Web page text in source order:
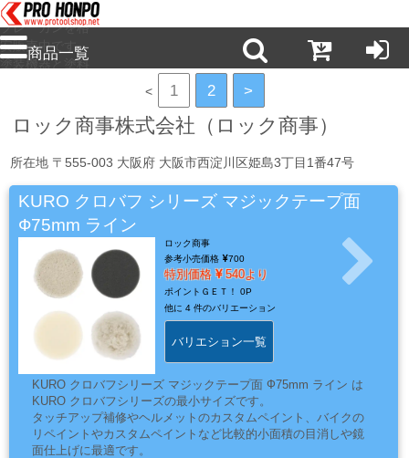
商
品・
目
商
品
剤・
プロ本舗ではス
プレーガンを格
安販売中です。
塗装機器と塗料
商品一覧
< 1 2 >
ロック商事株式会社（ロック商事）
所在地 〒555-003 大阪府 大阪市西淀川区姫島3丁目1番47号
KURO クロバフ シリーズ マジックテープ面
Ф75mm ライン
ロック商事
参考小売価格
700
特別価格 540より
ポイントＧＥＴ！ 0P
他に 4 件のバリエーション
バリエション一覧
KURO クロバフシリーズ マジックテープ面 Ф75mm ライン は
KURO クロバフシリーズの最小サイズです。
タッチアップ補修やヘルメットのカスタムペイント、バイクの
リペイントやカスタムペイントなど比較的小面積の目消しや鏡
面仕上げに最適です。